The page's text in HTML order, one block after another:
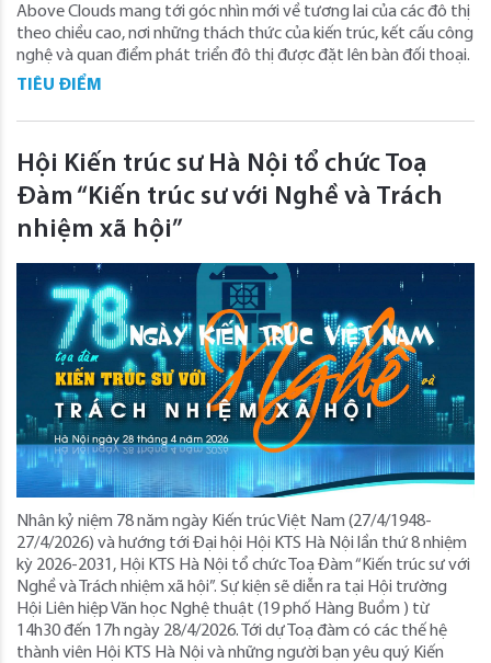
Above Clouds mang tới góc nhìn mới về tương lai của các đô thị
theo chiều cao, nơi những thách thức của kiến trúc, kết cấu công
nghệ và quan điểm phát triển đô thị được đặt lên bàn đối thoại.
TIÊU ĐIỂM
Hội Kiến trúc sư Hà Nội tổ chức Toạ
Đàm “Kiến trúc sư với Nghề và Trách
nhiệm xã hội”
Nhân kỷ niệm 78 năm ngày Kiến trúc Việt Nam (27/4/1948-
27/4/2026) và hướng tới Đại hội Hội KTS Hà Nội lần thứ 8 nhiệm
kỳ 2026-2031, Hội KTS Hà Nội tổ chức Toạ Đàm “Kiến trúc sư với
Nghề và Trách nhiệm xã hội”. Sự kiện sẽ diễn ra tại Hội trường
Hội Liên hiệp Văn học Nghệ thuật (19 phố Hàng Buồm ) từ
14h30 đến 17h ngày 28/4/2026. Tới dự Toạ đàm có các thế hệ
thành viên Hội KTS Hà Nội và những người bạn yêu quý Kiến